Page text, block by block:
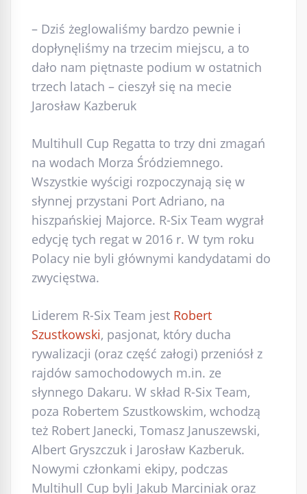
– Dziś żeglowaliśmy bardzo pewnie i
dopłynęliśmy na trzecim miejscu, a to
dało nam piętnaste podium w ostatnich
trzech latach – cieszył się na mecie
Jarosław Kazberuk
Multihull Cup Regatta to trzy dni zmagań
na wodach Morza Śródziemnego.
Wszystkie wyścigi rozpoczynają się w
słynnej przystani Port Adriano, na
hiszpańskiej Majorce. R-Six Team wygrał
edycję tych regat w 2016 r. W tym roku
Polacy nie byli głównymi kandydatami do
zwycięstwa.
Liderem R-Six Team jest Robert
Szustkowski, pasjonat, który ducha
rywalizacji (oraz część załogi) przeniósł z
rajdów samochodowych m.in. ze
słynnego Dakaru. W skład R-Six Team,
poza Robertem Szustkowskim, wchodzą
też Robert Janecki, Tomasz Januszewski,
Albert Gryszczuk i Jarosław Kazberuk.
Nowymi członkami ekipy, podczas
Multihull Cup byli Jakub Marciniak oraz